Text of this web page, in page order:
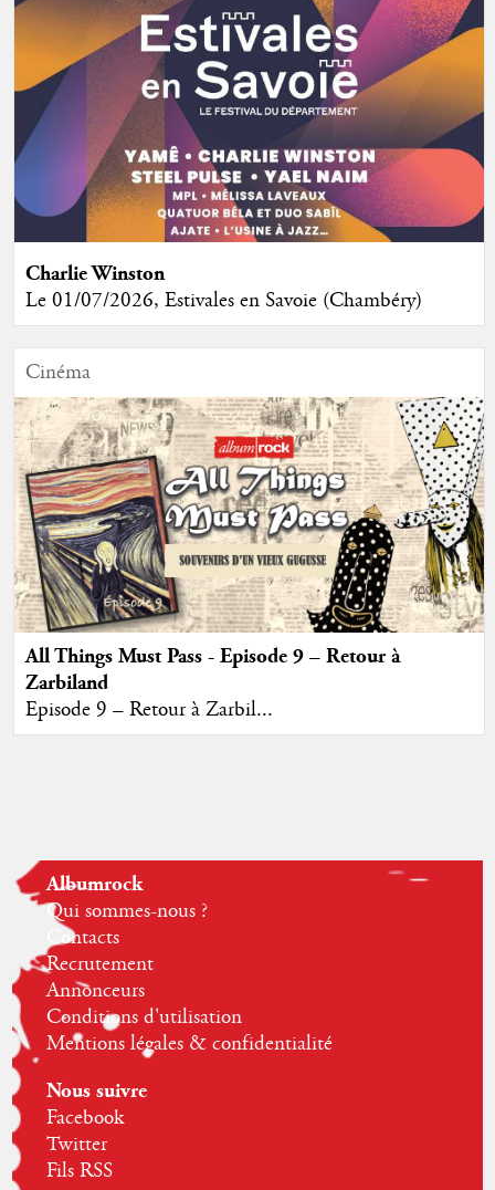
Charlie Winston
Le 01/07/2026, Estivales en Savoie (Chambéry)
Cinéma
All Things Must Pass - Episode 9 – Retour à
Zarbiland
Episode 9 – Retour à Zarbil...
Albumrock
Qui sommes-nous ?
Contacts
Recrutement
Annonceurs
Conditions d'utilisation
Mentions légales & confidentialité
Nous suivre
Facebook
Twitter
Fils RSS